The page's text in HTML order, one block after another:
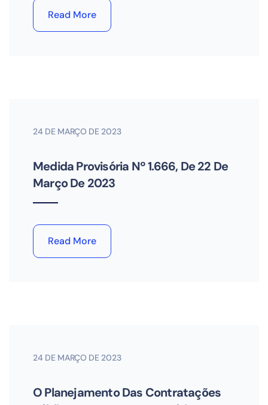
Read More
24 DE MARÇO DE 2023
Medida Provisória Nº 1.666, De 22 De
Março De 2023
Read More
24 DE MARÇO DE 2023
O Planejamento Das Contratações